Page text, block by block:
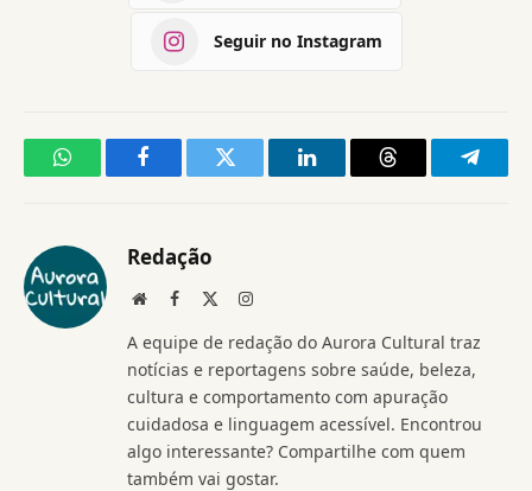
Seguir no Instagram
WhatsAppFacebookTwitter LinkedInThreads
Redação
WebsiteFacebook Instagram
A equipe de redação do Aurora Cultural traz
notícias e reportagens sobre saúde, beleza,
cultura e comportamento com apuração
cuidadosa e linguagem acessível. Encontrou
algo interessante? Compartilhe com quem
também vai gostar.